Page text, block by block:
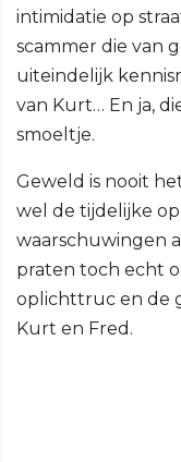
intimidatie op
scammer die van
uiteindelijk
van Kurt… En ja,
smoeltje.
Geweld is nooit
wel de tijdelijke
waarschuwingen
praten toch echt
oplichttruc en de
Kurt en Fred.